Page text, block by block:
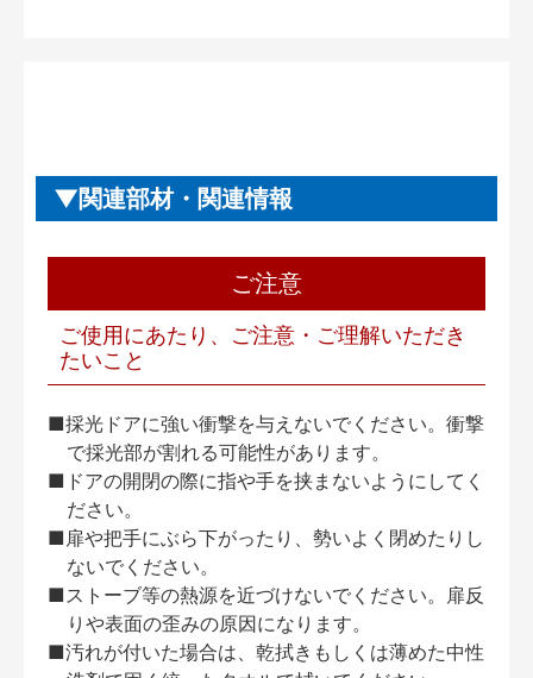
関連部材・関連情報
ご注意
ご使用にあたり、ご注意・ご理解いただき
たいこと
■採光ドアに強い衝撃を与えないでください。衝撃
で採光部が割れる可能性があります。
■ドアの開閉の際に指や手を挟まないようにしてく
ださい。
■扉や把手にぶら下がったり、勢いよく閉めたりし
ないでください。
■ストーブ等の熱源を近づけないでください。扉反
りや表面の歪みの原因になります。
■汚れが付いた場合は、乾拭きもしくは薄めた中性